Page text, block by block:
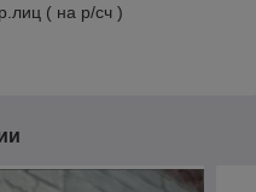
( на р/сч )